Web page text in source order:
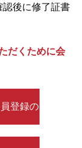
認後に修了証書
だくために会
登録の